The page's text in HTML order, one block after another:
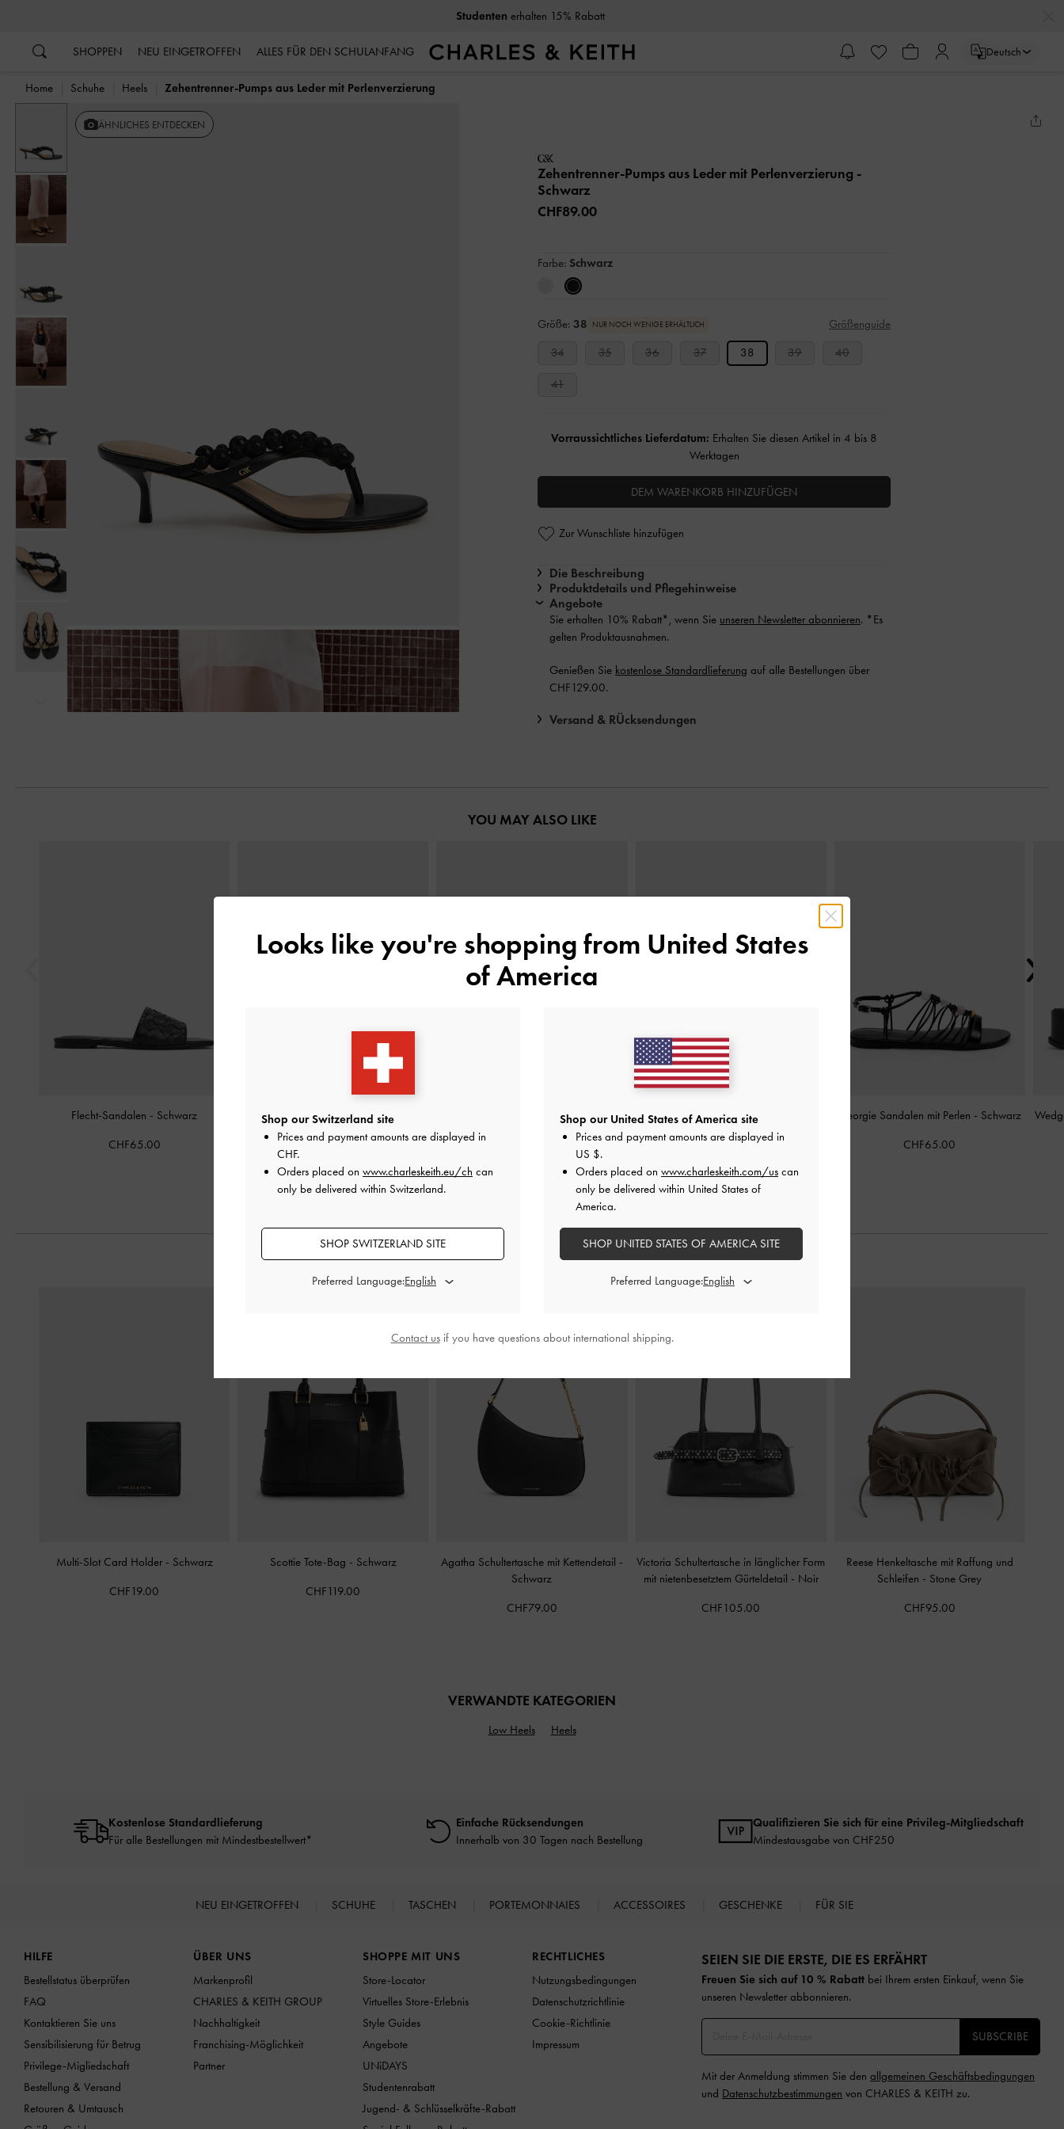
Studenten erhalten 15% Rabatt
SHOPPEN NEU EINGETROFFEN ALLES FÜR DEN SCHULANFANG Deutsch
Home Schuhe Heels Zehentrenner-Pumps aus Leder mit Perlenverzierung
Vorherige
Nächste
ÄHNLICHES ENTDECKEN
Zehentrenner-Pumps aus Leder mit Perlenverzierung -
Schwarz
CHF89.00
Farbe: Schwarz
Größe: 38 NUR NOCH WENIGE ERHÄLTLICH Größenguide
34 35 36 37 38 39 40
41
Vorraussichtliches Lieferdatum: Erhalten Sie diesen Artikel in 4 bis 8
Werktagen
DEM WARENKORB HINZUFÜGEN
Zur Wunschliste hinzufügen
Die Beschreibung
Produktdetails und Pflegehinweise
Angebote
Sie erhalten 10% Rabatt*, wenn Sie unseren Newsletter abonnieren. *Es
gelten Produktausnahmen.
Genießen Sie kostenlose Standardlieferung auf alle Bestellungen über
CHF129.00.
Versand & RÜcksendungen
YOU MAY ALSO LIKE
Flecht-Sandalen - Schwarz
CHF65.00
Joan Flatform-Sandalen aus Leder
Schwarz
Easley T-Bar Caged Sandals-Schwarz Leder-Zehentrenner mit Kitten-Heel
Schwarz
Georgie Sandalen mit Perlen - Schwarz
CHF65.00
STYLE IT WITH
Multi-Slot Card Holder - Schwarz
CHF19.00
Scottie Tote-Bag - Schwarz
CHF119.00
Agatha Schultertasche mit Kettendetail -
Schwarz
CHF79.00
Victoria Schultertasche in länglicher Form
mit nietenbesetztem Gürteldetail - Noir
CHF105.00
Reese Henkeltasche mit Raffung und
Schleifen - Stone Grey
CHF95.00
VERWANDTE KATEGORIEN
Low Heels Heels
Kostenlose Standardlieferung
Für alle Bestellungen mit Mindestbestellwert*
Einfache Rücksendungen
Innerhalb von 30 Tagen nach Bestellung
Qualifizieren Sie sich für eine Privileg-Mitgliedschaft
Mindestausgabe von CHF250
NEU EINGETROFFEN SCHUHE TASCHEN PORTEMONNAIES ACCESSOIRES GESCHENKE FÜR SIE
HILFE
Bestellstatus überprüfen
FAQ
Kontaktieren Sie uns
Sensibilisierung für Betrug
Privilege-Migliedschaft
Bestellung & Versand
Retouren & Umtausch
ÜBER UNS
Markenprofil
CHARLES & KEITH GROUP
Nachhaltigkeit
Franchising-Möglichkeit
Partner
SHOPPE MIT UNS
Store-Locator
Virtuelles Store-Erlebnis
Style Guides
Angebote
UNiDAYS
Studentenrabatt
Jugend- & Schlüsselkräfte-Rabatt
RECHTLICHES
Nutzungsbedingungen
Datenschutzrichtlinie
Cookie-Richtlinie
Impressum
SEIEN SIE DIE ERSTE, DIE ES ERFÄHRT​
Freuen Sie sich auf 10 % Rabatt bei Ihrem ersten Einkauf, wenn Sie
unseren Newsletter abbonnieren.​
SUBSCRIBE
Mit der Anmeldung stimmen Sie den allgemeinen Geschäftsbedingungen
und Datenschutzbestimmungen von CHARLES & KEITH zu.
Looks like you're shopping from United States
of America
Shop our Switzerland site
Prices and payment amounts are displayed in
CHF.
Orders placed on www.charleskeith.eu/ch can
only be delivered within Switzerland.
SHOP SWITZERLAND SITE
Preferred Language:
Shop our United States of America site
Prices and payment amounts are displayed in
US $.
Orders placed on www.charleskeith.com/us can
only be delivered within United States of
America.
SHOP UNITED STATES OF AMERICA SITE
Preferred Language:
Contact usif you have questions about international shipping.